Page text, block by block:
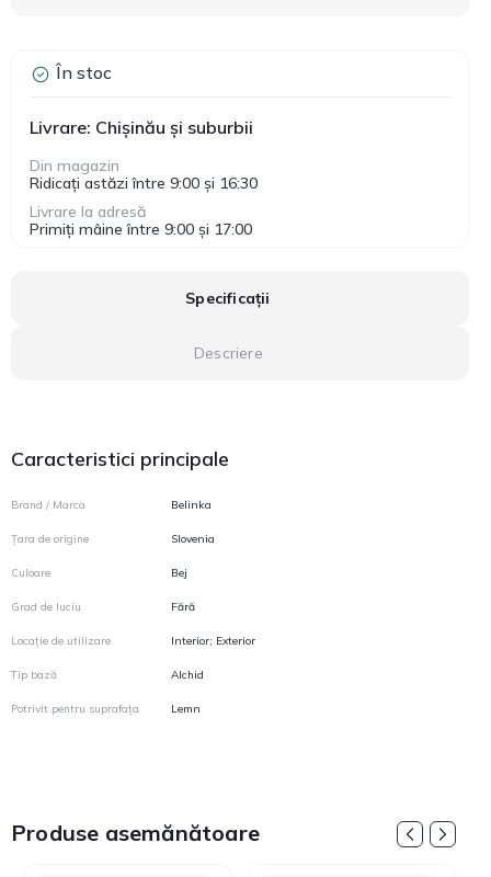
În stoc
Livrare: Chișinău și suburbii
Din magazin
Ridicați astăzi între 9:00 și 16:30
Livrare la adresă
Primiți mâine între 9:00 și 17:00
Specificații
Descriere
Caracteristici principale
Brand / Marca Belinka
Țara de origine Slovenia
Culoare Bej
Grad de luciu Fără
Locație de utilizare Interior; Exterior
Tip bază Alchid
Potrivit pentru suprafața Lemn
Produse asemănătoare